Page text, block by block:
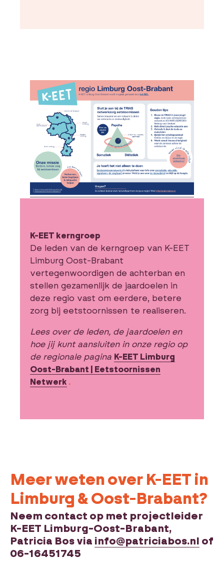
K-EET kerngroep
De leden van de kerngroep van K-EET
Limburg Oost-Brabant
vertegenwoordigen de achterban en
stellen gezamenlijk de jaardoelen in
deze regio vast om eerdere, betere
zorg bij eetstoornissen te realiseren.
Lees over de leden, de jaardoelen en
hoe jij kunt aansluiten in onze regio op
de regionale pagina K-EET Limburg
Oost-Brabant | Eetstoornissen
Netwerk .
Meer weten over K-EET in
Limburg & Oost-Brabant?
Neem contact op met projectleider
K-EET Limburg-Oost-Brabant,
Patricia Bos via info@patriciabos.nl of
06-16451745